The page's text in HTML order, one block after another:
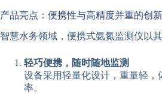
产品亮点：便携性与高精度并重的创
智慧水务领域，便携式氨氮监测仪以
轻巧便携，随时随地监测
设备采用轻量化设计，重量轻
率。